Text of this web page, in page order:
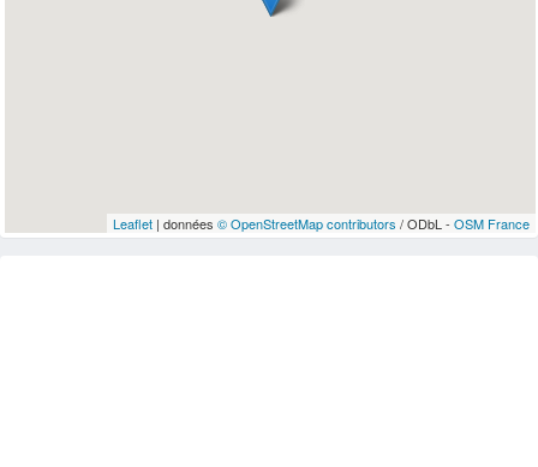
Leaflet| données © OpenStreetMap contributors / ODbL - OSM France